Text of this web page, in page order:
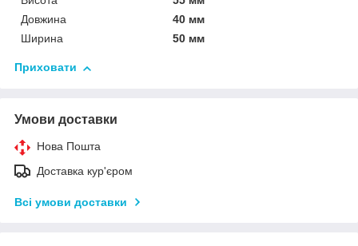
Довжина
40 мм
Ширина
50 мм
Приховати
Умови доставки
Нова Пошта
Доставка кур'єром
Всі умови доставки